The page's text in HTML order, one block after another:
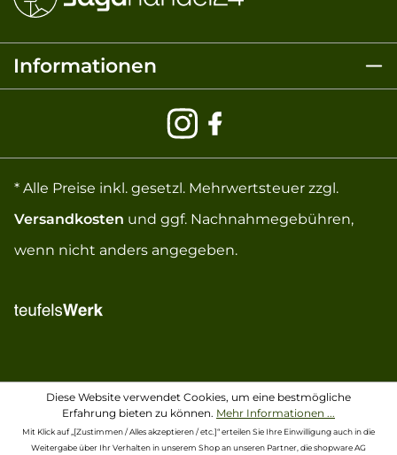
Informationen
* Alle Preise inkl. gesetzl. Mehrwertsteuer zzgl.
Versandkosten und ggf. Nachnahmegebühren,
wenn nicht anders angegeben.
Diese Website verwendet Cookies, um eine bestmögliche
Erfahrung bieten zu können. Mehr Informationen ...
Mit Klick auf „[Zustimmen / Alles akzeptieren / etc.]“ erteilen Sie Ihre Einwilligung auch in die
Weitergabe über Ihr Verhalten in unserem Shop an unseren Partner, die shopware AG